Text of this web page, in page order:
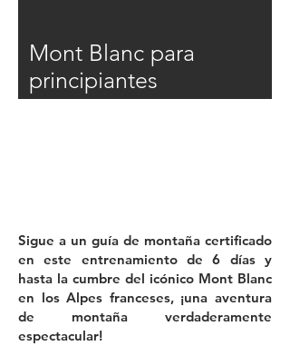
Mont Blanc para
principiantes
Sigue a un guía de montaña certificado
en este entrenamiento de 6 días y
hasta la cumbre del icónico Mont Blanc
en los Alpes franceses, ¡una aventura
de montaña verdaderamente
espectacular!